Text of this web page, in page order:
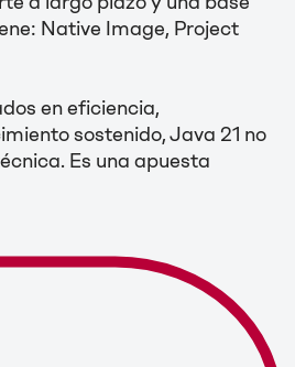
Native Image, Project
en eficiencia,
sostenido, Java 21 no
Es una apuesta